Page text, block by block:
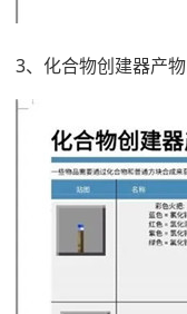
3、化合物创建器产物